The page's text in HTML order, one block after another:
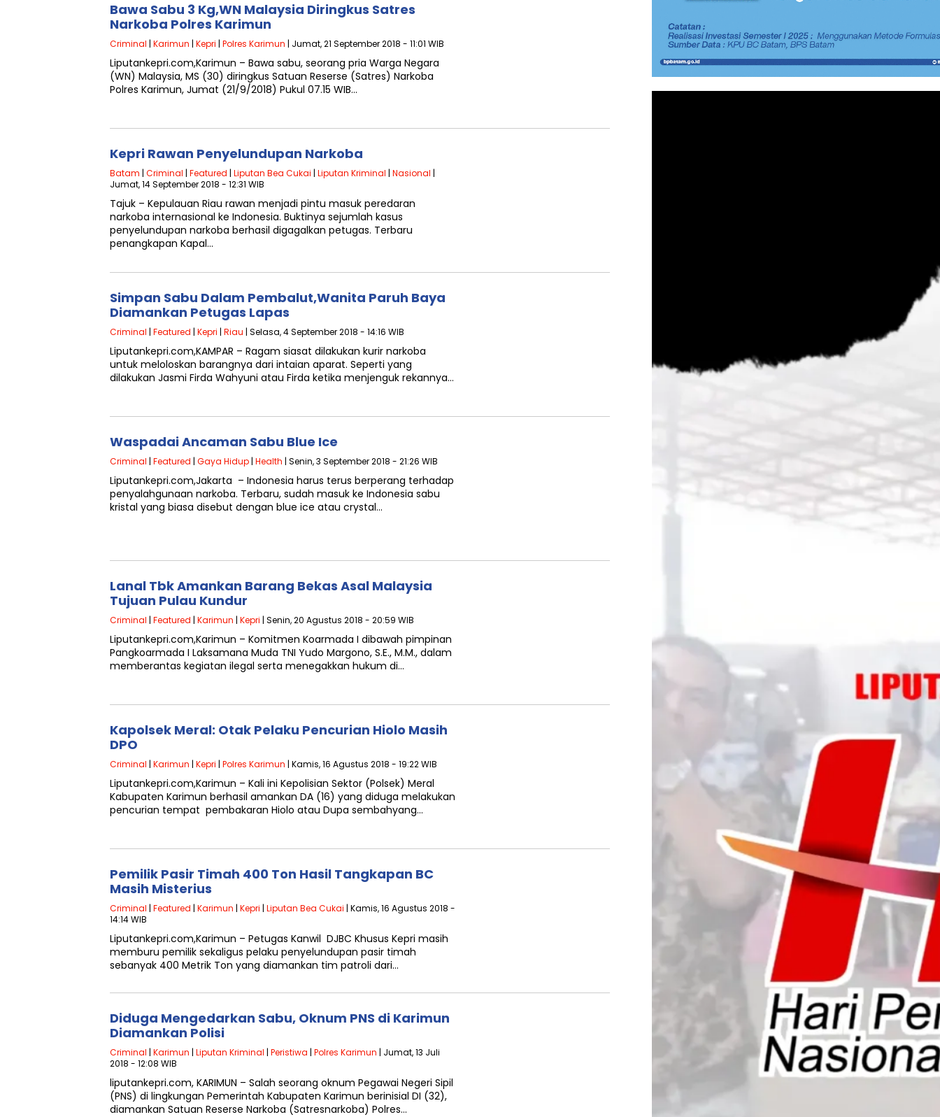
Bawa Sabu 3 Kg,WN Malaysia Diringkus Satres
Narkoba Polres Karimun
Criminal | Karimun | Kepri | Polres Karimun | Jumat, 21 September 2018 - 11:01 WIB
Liputankepri.com,Karimun – Bawa sabu, seorang pria Warga Negara
(WN) Malaysia, MS (30) diringkus Satuan Reserse (Satres) Narkoba
Polres Karimun, Jumat (21/9/2018) Pukul 07.15 WIB…
Kepri Rawan Penyelundupan Narkoba
Batam | Criminal | Featured | Liputan Bea Cukai | Liputan Kriminal | Nasional |
Jumat, 14 September 2018 - 12:31 WIB
Tajuk – Kepulauan Riau rawan menjadi pintu masuk peredaran
narkoba internasional ke Indonesia. Buktinya sejumlah kasus
penyelundupan narkoba berhasil digagalkan petugas. Terbaru
penangkapan Kapal…
Simpan Sabu Dalam Pembalut,Wanita Paruh Baya
Diamankan Petugas Lapas
Criminal | Featured | Kepri | Riau | Selasa, 4 September 2018 - 14:16 WIB
Liputankepri.com,KAMPAR – Ragam siasat dilakukan kurir narkoba
untuk meloloskan barangnya dari intaian aparat. Seperti yang
dilakukan Jasmi Firda Wahyuni atau Firda ketika menjenguk rekannya…
Waspadai Ancaman Sabu Blue Ice
Criminal | Featured | Gaya Hidup | Health | Senin, 3 September 2018 - 21:26 WIB
Liputankepri.com,Jakarta – Indonesia harus terus berperang terhadap
penyalahgunaan narkoba. Terbaru, sudah masuk ke Indonesia sabu
kristal yang biasa disebut dengan blue ice atau crystal…
Lanal Tbk Amankan Barang Bekas Asal Malaysia
Tujuan Pulau Kundur
Criminal | Featured | Karimun | Kepri | Senin, 20 Agustus 2018 - 20:59 WIB
Liputankepri.com,Karimun – Komitmen Koarmada I dibawah pimpinan
Pangkoarmada I Laksamana Muda TNI Yudo Margono, S.E., M.M., dalam
memberantas kegiatan ilegal serta menegakkan hukum di…
Kapolsek Meral: Otak Pelaku Pencurian Hiolo Masih
DPO
Criminal | Karimun | Kepri | Polres Karimun | Kamis, 16 Agustus 2018 - 19:22 WIB
Liputankepri.com,Karimun – Kali ini Kepolisian Sektor (Polsek) Meral
Kabupaten Karimun berhasil amankan DA (16) yang diduga melakukan
pencurian tempat pembakaran Hiolo atau Dupa sembahyang…
Pemilik Pasir Timah 400 Ton Hasil Tangkapan BC
Masih Misterius
Criminal | Featured | Karimun | Kepri | Liputan Bea Cukai | Kamis, 16 Agustus 2018 -
14:14 WIB
Liputankepri.com,Karimun – Petugas Kanwil DJBC Khusus Kepri masih
memburu pemilik sekaligus pelaku penyelundupan pasir timah
sebanyak 400 Metrik Ton yang diamankan tim patroli dari…
Diduga Mengedarkan Sabu, Oknum PNS di Karimun
Diamankan Polisi
Criminal | Karimun | Liputan Kriminal | Peristiwa | Polres Karimun | Jumat, 13 Juli
2018 - 12:08 WIB
liputankepri.com, KARIMUN – Salah seorang oknum Pegawai Negeri Sipil
(PNS) di lingkungan Pemerintah Kabupaten Karimun berinisial DI (32),
diamankan Satuan Reserse Narkoba (Satresnarkoba) Polres…